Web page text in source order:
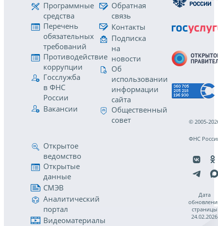
Программные
средства
Перечень
обязательных
требований
Противодействие
коррупции
Госслужба
в ФНС
России
Вакансии
Обратная
связь
Контакты
Подписка
на
новости
Об
использовании
информации
сайта
Общественный
совет
Открытое
ведомство
Открытые
данные
СМЭВ
Аналитический
портал
Видеоматериалы
© 2005-
ФНС
Дата
страницы
24.02.2026